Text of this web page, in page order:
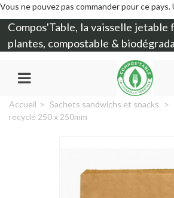
Vous ne pouvez pas commander pour ce pays.
Compos'Table, la vaisselle jetable
plantes, compostable &
Accueil > Sachets sandwichs et snacks >
recyclé 250 x 250mm